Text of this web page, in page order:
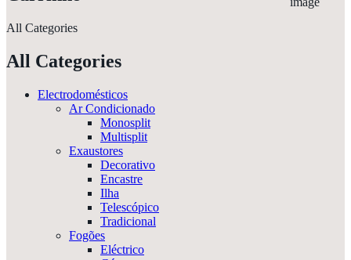
All Categories
All Categories
Electrodomésticos
Ar Condicionado
Monosplit
Multisplit
Exaustores
Decorativo
Encastre
Ilha
Telescópico
Tradicional
Fogões
Eléctrico